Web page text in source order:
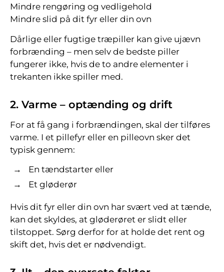
Mindre rengøring og vedligehold
Mindre slid på dit fyr eller din ovn
Dårlige eller fugtige træpiller kan give ujævn
forbrænding – men selv de bedste piller
fungerer ikke, hvis de to andre elementer i
trekanten ikke spiller med.
2. Varme – optænding og drift
For at få gang i forbrændingen, skal der tilføres
varme. I et pillefyr eller en pilleovn sker det
typisk gennem:
En tændstarter eller
Et gløderør
Hvis dit fyr eller din ovn har svært ved at tænde,
kan det skyldes, at gløderøret er slidt eller
tilstoppet. Sørg derfor for at holde det rent og
skift det, hvis det er nødvendigt.